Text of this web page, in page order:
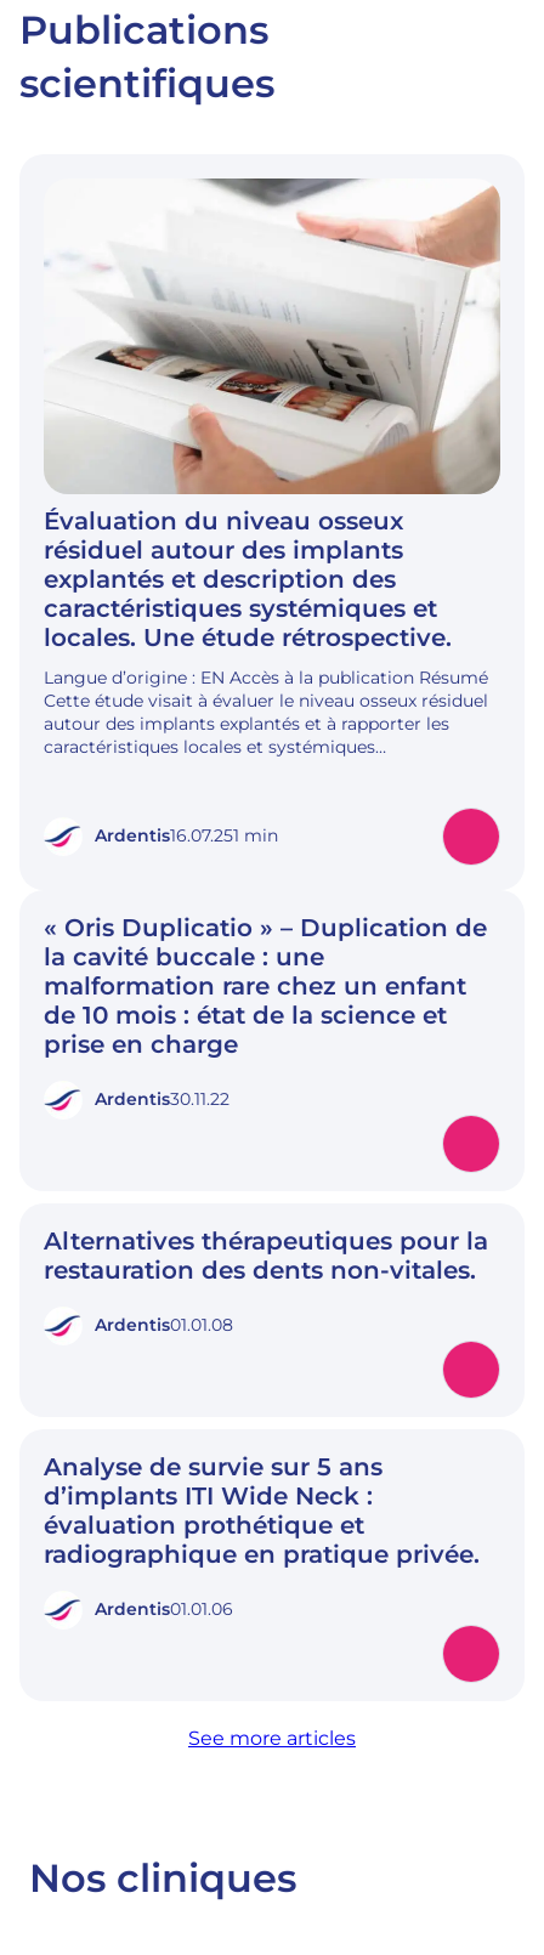
Publications
scientifiques
Évaluation du niveau osseux
résiduel autour des implants
explantés et description des
caractéristiques systémiques et
locales. Une étude rétrospective.
Langue d’origine : EN Accès à la publication Résumé
Cette étude visait à évaluer le niveau osseux résiduel
autour des implants explantés et à rapporter les
caractéristiques locales et systémiques…
Ardentis16.07.251 min
« Oris Duplicatio » – Duplication de
la cavité buccale : une
malformation rare chez un enfant
de 10 mois : état de la science et
prise en charge
Ardentis30.11.22
Alternatives thérapeutiques pour la
restauration des dents non-vitales.
Ardentis01.01.08
Analyse de survie sur 5 ans
d’implants ITI Wide Neck :
évaluation prothétique et
radiographique en pratique privée.
Ardentis01.01.06
See more articles
Nos cliniques